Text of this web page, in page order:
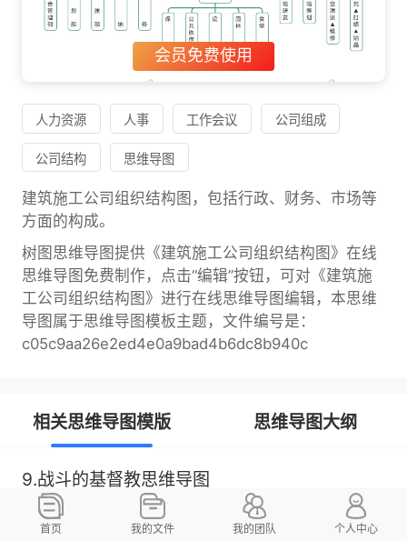
会员免费使用
人力资源 人事 工作会议 公司组成
公司结构 思维导图
建筑施工公司组织结构图，包括行政、财务、市场等
方面的构成。
树图思维导图提供《建筑施工公司组织结构图》在线
思维导图免费制作，点击“编辑”按钮，可对《建筑施
工公司组织结构图》进行在线思维导图编辑，本思维
导图属于思维导图模板主题，文件编号是：
c05c9aa26e2ed4e0a9bad4b6dc8b940c
思维导图大纲
相关思维导图模版
9.战斗的基督教思维导图
U582679646
树图思维导图提供《9.战斗的基督教》
首页 我的文件 我的团队 个人中心